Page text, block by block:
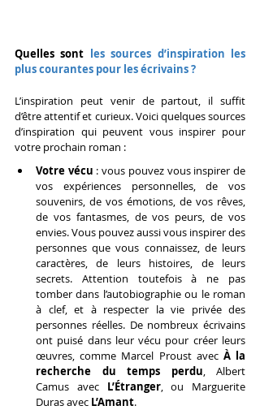
Quelles sont les sources d’inspiration les
plus courantes pour les écrivains ?
L’inspiration peut venir de partout, il suffit
d’être attentif et curieux. Voici quelques sources
d’inspiration qui peuvent vous inspirer pour
votre prochain roman :
Votre vécu : vous pouvez vous inspirer de
vos expériences personnelles, de vos
souvenirs, de vos émotions, de vos rêves,
de vos fantasmes, de vos peurs, de vos
envies. Vous pouvez aussi vous inspirer des
personnes que vous connaissez, de leurs
caractères, de leurs histoires, de leurs
secrets. Attention toutefois à ne pas
tomber dans l’autobiographie ou le roman
à clef, et à respecter la vie privée des
personnes réelles. De nombreux écrivains
ont puisé dans leur vécu pour créer leurs
œuvres, comme Marcel Proust avec À la
recherche du temps perdu, Albert
Camus avec L’Étranger, ou Marguerite
Duras avec L’Amant.